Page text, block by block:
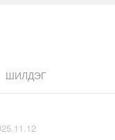
ШИЛДЭГ